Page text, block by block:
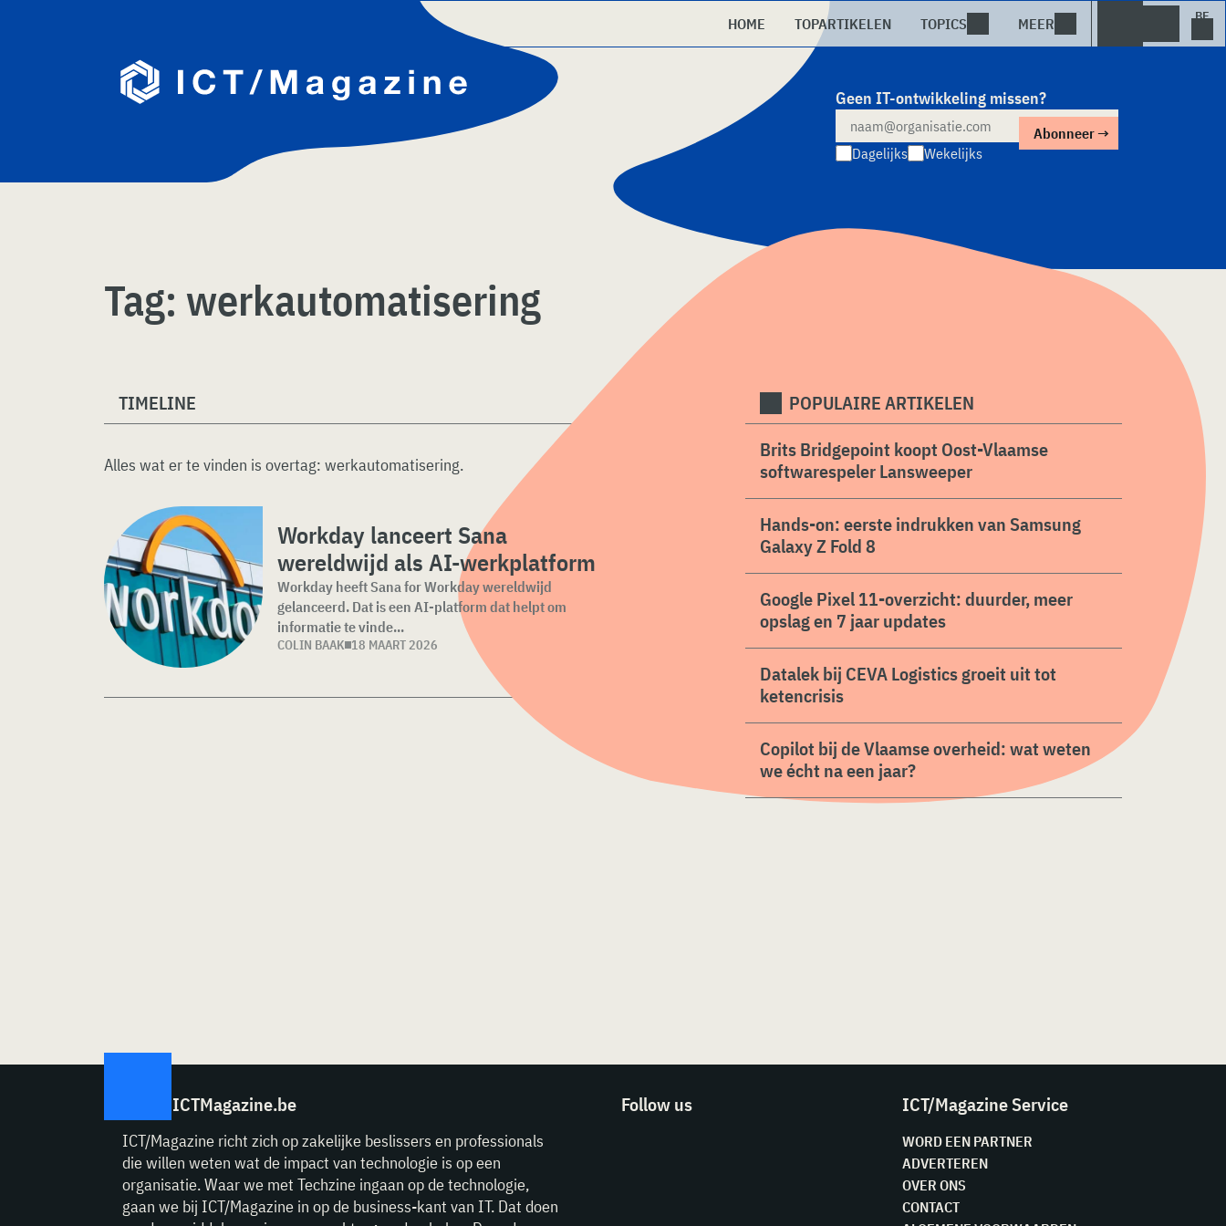
HOME TOPARTIKELEN TOPICS MEER
Geen IT-ontwikkeling missen?
Dagelijks Wekelijks
Tag: werkautomatisering
TIMELINE
Alles wat er te vinden is overtag: werkautomatisering.
Workday lanceert Sana
wereldwijd als AI-werkplatform
Workday heeft Sana for Workday wereldwijd
gelanceerd. Dat is een AI-platform dat helpt om
informatie te vinde...
COLIN BAAK 18 MAART 2026
POPULAIRE ARTIKELEN
Brits Bridgepoint koopt Oost-Vlaamse
softwarespeler Lansweeper
Hands-on: eerste indrukken van Samsung
Galaxy Z Fold 8
Google Pixel 11-overzicht: duurder, meer
opslag en 7 jaar updates
Datalek bij CEVA Logistics groeit uit tot
ketencrisis
Copilot bij de Vlaamse overheid: wat weten
we écht na een jaar?
ICTMagazine.be
ICT/Magazine richt zich op zakelijke beslissers en professionals
die willen weten wat de impact van technologie is op een
organisatie. Waar we met Techzine ingaan op de technologie,
gaan we bij ICT/Magazine in op de business-kant van IT. Dat doen
Follow us ICT/Magazine Service
WORD EEN PARTNER
ADVERTEREN
OVER ONS
CONTACT